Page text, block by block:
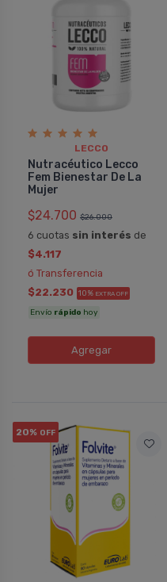
LECCO
Nutracéutico Lecco
Fem Bienestar De La
Mujer
$24.700 $26.000
6 cuotas sin interés de
$4.117
ó Transferencia
$22.230 10% EXTRA OFF
Envío rápido hoy
Agregar
20% OFF